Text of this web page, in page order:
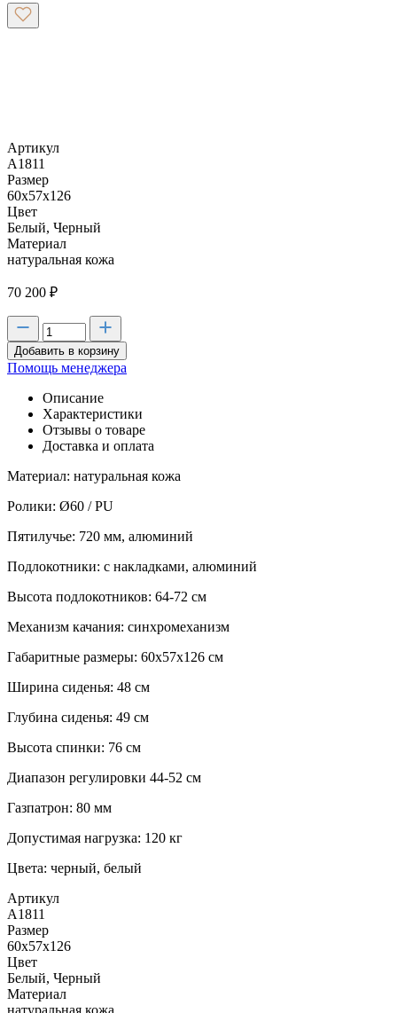
Артикул
А1811
Размер
60х57х126
Цвет
Белый, Черный
Материал
натуральная кожа
70 200 ₽
Добавить в корзину
Помощь менеджера
Описание
Характеристики
Отзывы о товаре
Доставка и оплата
Материал: натуральная кожа
Ролики: Ø60 / PU
Пятилучье: 720 мм, алюминий
Подлокотники: с накладками, алюминий
Высота подлокотников: 64-72 см
Механизм качания: синхромеханизм
Габаритные размеры: 60х57х126 см
Ширина сиденья: 48 см
Глубина сиденья: 49 см
Высота спинки: 76 см
Диапазон регулировки 44-52 см
Газпатрон: 80 мм
Допустимая нагрузка: 120 кг
Цвета: черный, белый
Артикул
А1811
Размер
60х57х126
Цвет
Белый, Черный
Материал
натуральная кожа